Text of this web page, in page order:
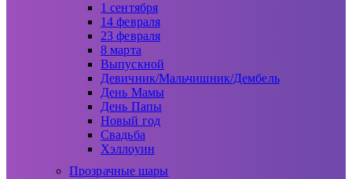
1 сентября
14 февраля
23 февраля
8 марта
Выпускной
Девичник/Мальчишник/Дембель
День Мамы
День Папы
Новый год
Свадьба
Хэллоуин
Прозрачные шары